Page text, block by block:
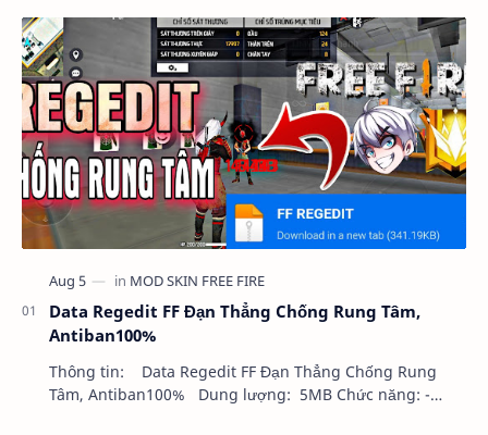
Data Regedit FF Đạn Thẳng Chống Rung Tâm,
Antiban100%
Thông tin: Data Regedit FF Đạn Thẳng Chống Rung
Tâm, Antiban100% Dung lượng: 5MB Chức năng: -